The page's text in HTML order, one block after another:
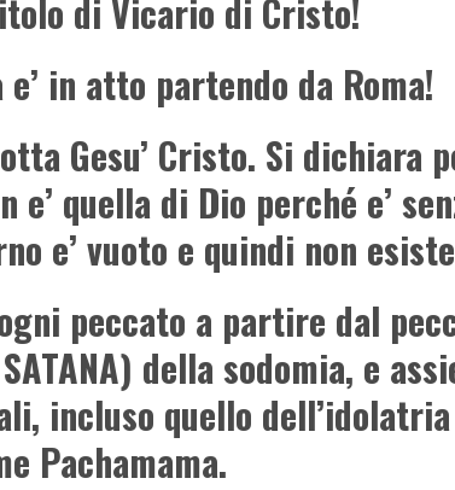
di Vicario di Cristo!
in atto partendo da Roma!
Gesu’ Cristo. Si dichiara
quella di Dio perché e’
e’ vuoto e quindi non
peccato a partire dal
della sodomia, e
incluso quello
Pachamama.